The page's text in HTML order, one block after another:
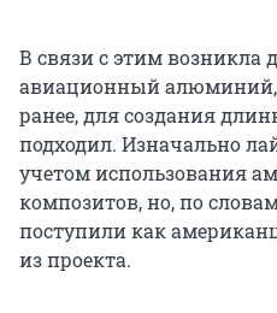
В связи с этим возникла
авиационный
ранее, для создания
подходил. Изначально
учетом использования
композитов, но, по
поступили как
из проекта.